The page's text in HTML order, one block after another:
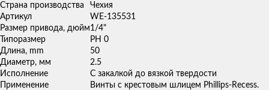
Страна производства
Чехия
Артикул
WE-135531
Размер привода, дюйм1/4"
Типоразмер
РН 0
Длина, mm
50
Диаметр, мм
2.5
Исполнение
С закалкой до вязкой твердости
Применение
Винты с крестовым шлицем Phillips-Recess.